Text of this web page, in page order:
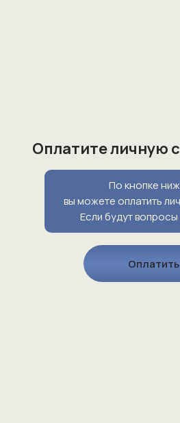
Оплатите личную
По кнопке
вы можете оплатить
Если будут
Оплатить